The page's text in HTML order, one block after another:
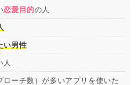
恋愛目的の人
い男性
人
ローチ数）が多いアプリを使いた